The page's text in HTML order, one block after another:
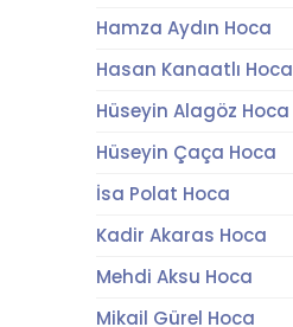
Hamza Aydın Hoca
Hasan Kanaatlı Hoca
Hüseyin Alagöz Hoca
Hüseyin Çaça Hoca
İsa Polat Hoca
Kadir Akaras Hoca
Mehdi Aksu Hoca
Mikail Gürel Hoca